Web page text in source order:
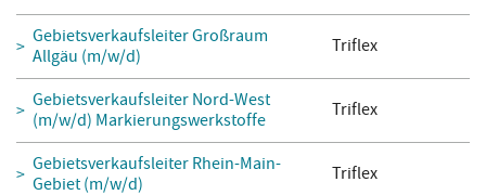
Gebietsverkaufsleiter Großraum
Allgäu (m/w/d)
Triflex
Gebietsverkaufsleiter Nord-West
(m/w/d) Markierungswerkstoffe
Triflex
Gebietsverkaufsleiter Rhein-Main-
Gebiet (m/w/d)
Triflex